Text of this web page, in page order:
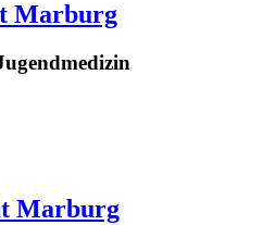
Marburg
Marburg